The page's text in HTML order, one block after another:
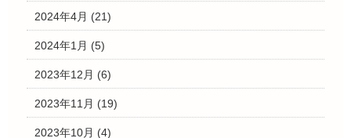
2024年4月 (21)
2024年1月 (5)
2023年12月 (6)
2023年11月 (19)
2023年10月 (4)